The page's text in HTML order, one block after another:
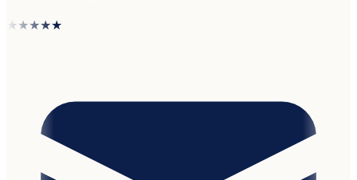
★★★★★